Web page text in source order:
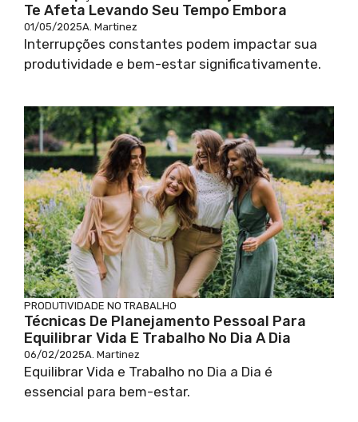
Te Afeta Levando Seu Tempo Embora
01/05/2025A. Martinez
Interrupções constantes podem impactar sua
produtividade e bem-estar significativamente.
PRODUTIVIDADE NO TRABALHO
Técnicas De Planejamento Pessoal Para
Equilibrar Vida E Trabalho No Dia A Dia
06/02/2025A. Martinez
Equilibrar Vida e Trabalho no Dia a Dia é
essencial para bem-estar.